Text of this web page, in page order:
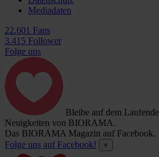
Mediadaten
22.601 Fans
3.415 Follower
Folge uns
Bleibe auf dem
Neuigkeiten von BIORAMA.
Das BIORAMA Magazin auf Facebook.
Folge uns auf Facebook!
×